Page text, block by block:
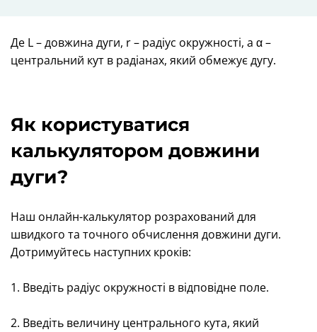
Де L – довжина дуги, r – радіус окружності, а α –
центральний кут в радіанах, який обмежує дугу.
Як користуватися
калькулятором довжини
дуги?
Наш онлайн-калькулятор розрахований для
швидкого та точного обчислення довжини дуги.
Дотримуйтесь наступних кроків:
1. Введіть радіус окружності в відповідне поле.
2. Введіть величину центрального кута, який